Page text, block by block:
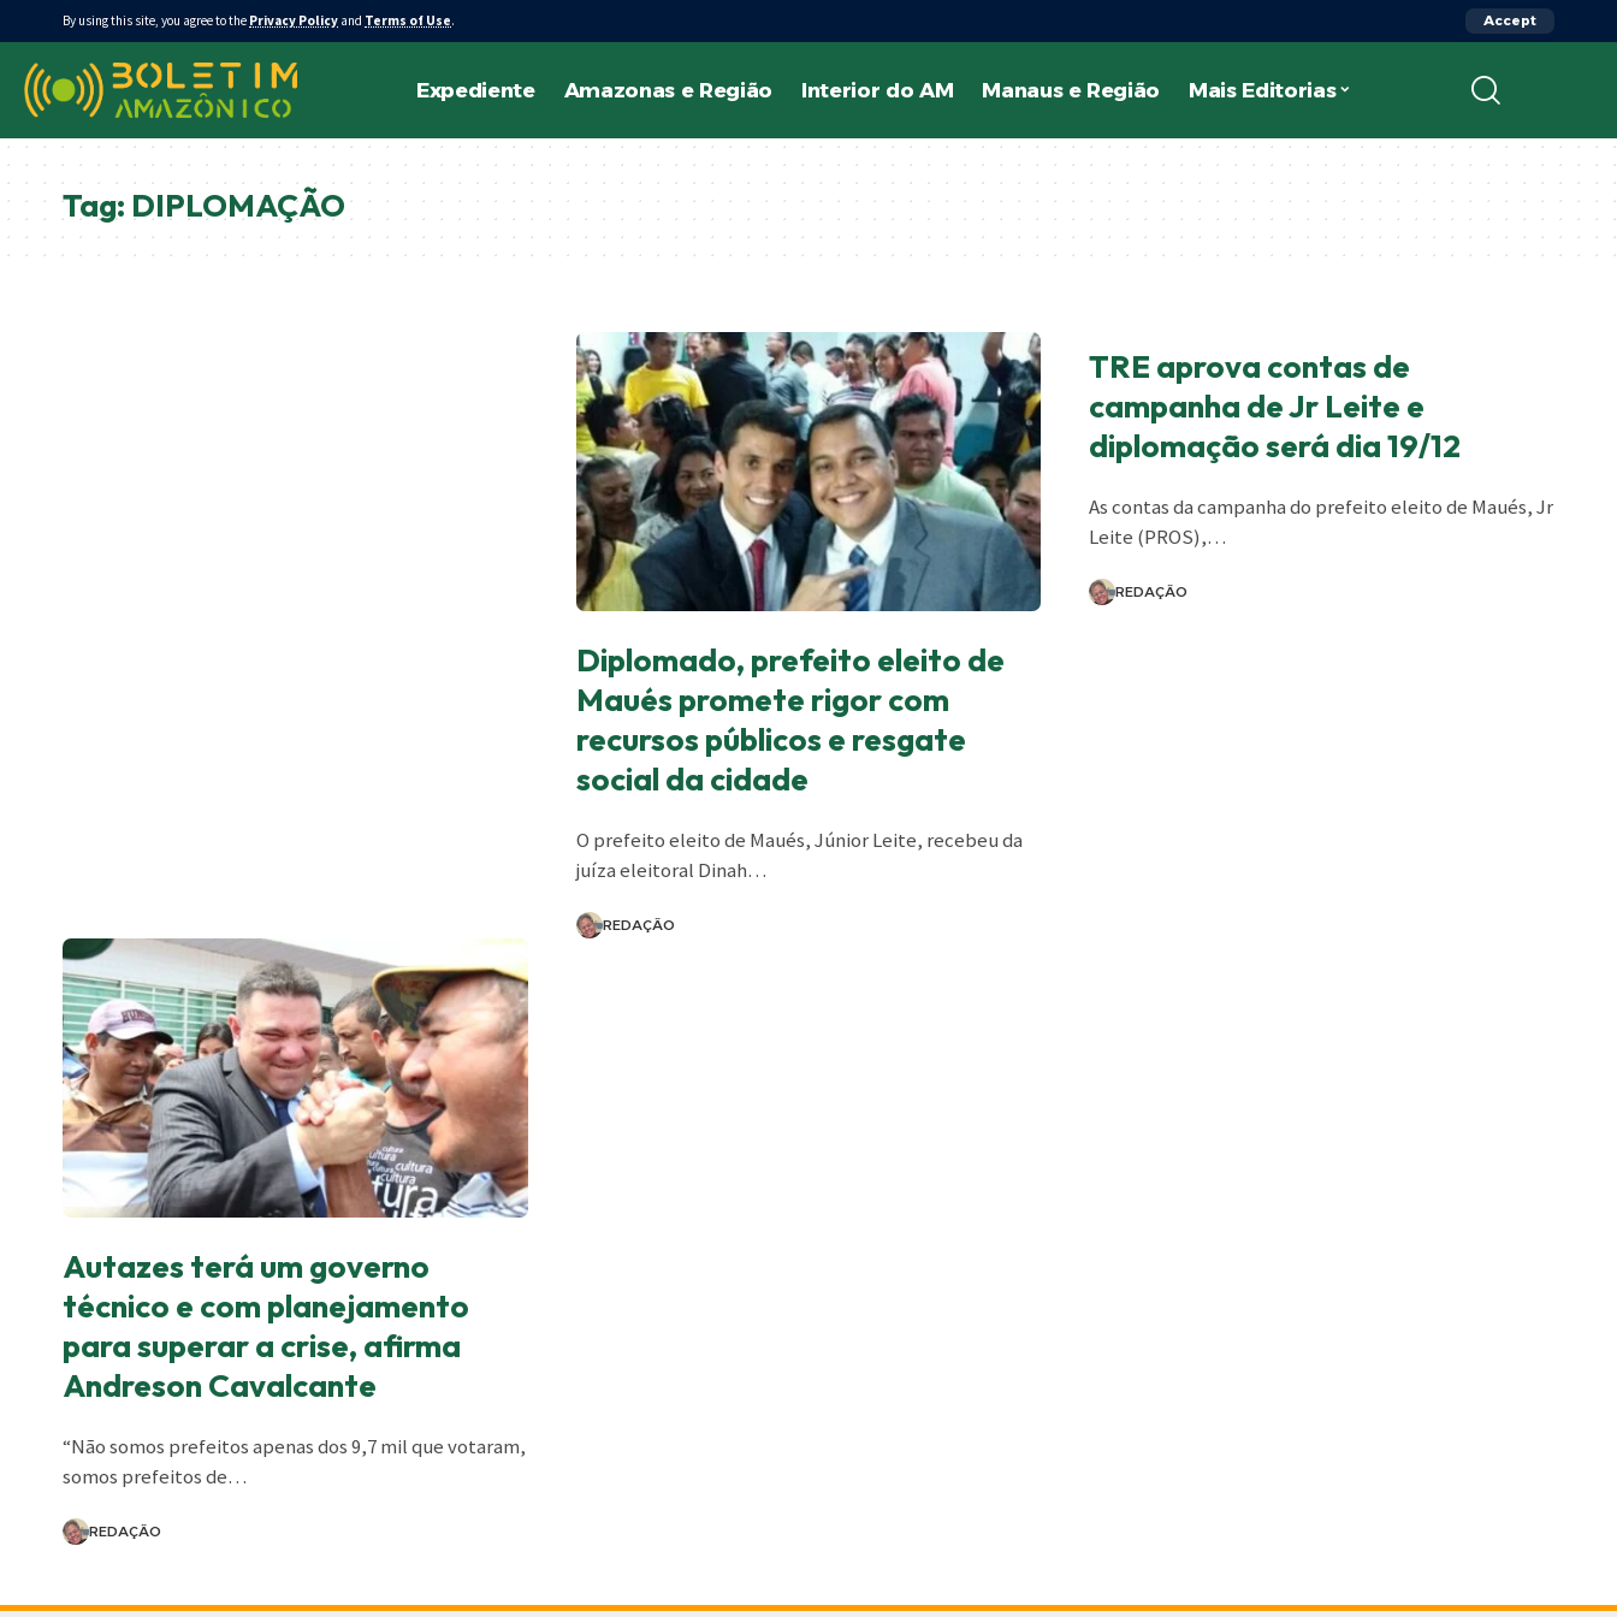
By using this site, you agree to the Privacy Policy and Terms of Use. Accept
Expediente Amazonas e Região Interior do AM Manaus e Região Mais Editorias
Tag: DIPLOMAÇÃO
Diplomado, prefeito eleito de
Maués promete rigor com
recursos públicos e resgate
social da cidade
O prefeito eleito de Maués, Júnior Leite, recebeu da
juíza eleitoral Dinah…
REDAÇÃO
TRE aprova contas de
campanha de Jr Leite e
diplomação será dia 19/12
As contas da campanha do prefeito eleito de Maués, Jr
Leite (PROS),…
REDAÇÃO
Autazes terá um governo
técnico e com planejamento
para superar a crise, afirma
Andreson Cavalcante
“Não somos prefeitos apenas dos 9,7 mil que votaram,
somos prefeitos de…
REDAÇÃO